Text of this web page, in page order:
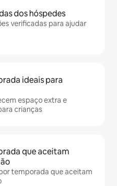
dos hóspedes
verificadas para ajudar
ideais para
espaço extra e
crianças
que aceitam
temporada que aceitam